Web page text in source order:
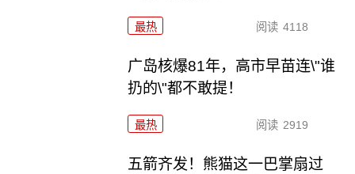
最热 阅读 4118
广岛核爆81年，高市早苗连\"谁
扔的\"都不敢提！
最热 阅读 2919
五箭齐发！熊猫这一巴掌扇过